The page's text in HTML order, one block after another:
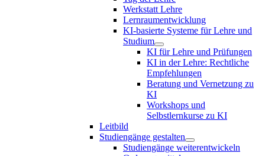
Werkstatt Lehre
Lernraumentwicklung
KI-basierte Systeme für Lehre und
Studium
KI für Lehre und Prüfungen
KI in der Lehre: Rechtliche
Empfehlungen
Beratung und Vernetzung zu
KI
Workshops und
Selbstlernkurse zu KI
Leitbild
Studiengänge gestalten
Studiengänge weiterentwickeln